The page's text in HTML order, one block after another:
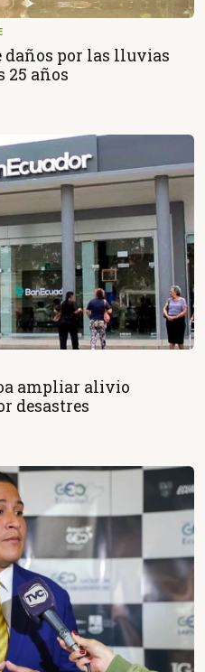
daños por las lluvias
25 años
ampliar alivio
desastres